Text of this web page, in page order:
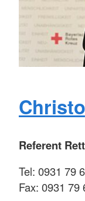
Referent
Tel: 0931 79
Fax: 0931 79